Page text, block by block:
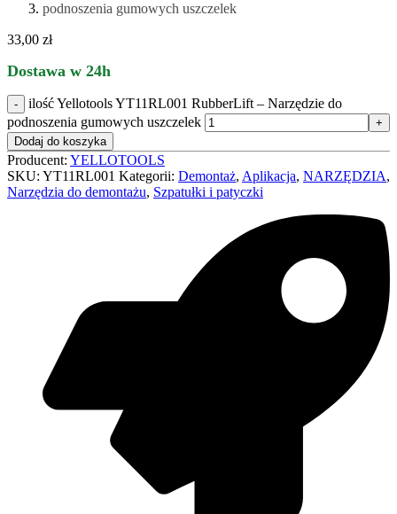
33,00 zł
Dostawa w 24h
ilość Yellotools YT11RL001 RubberLift – Narzędzie do
podnoszenia gumowych uszczelek
Dodaj do koszyka
Producent: YELLOTOOLS
SKU: YT11RL001 Kategorii: Demontaż, Aplikacja, NARZĘDZIA,
Narzędzia do demontażu, Szpatułki i patyczki